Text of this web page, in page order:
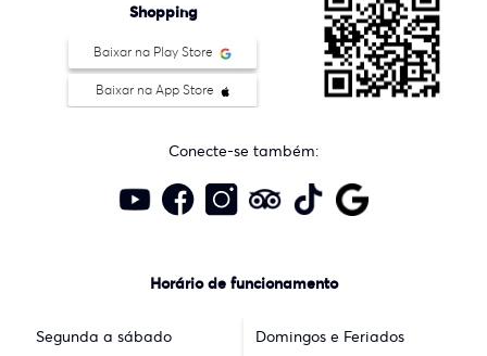
Shopping
Baixar na Play Store
Baixar na App Store
Conecte-se também:
Horário de funcionamento
Segunda a sábado Domingos e Feriados